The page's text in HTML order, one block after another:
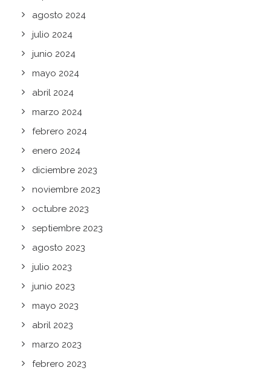
agosto 2024
julio 2024
junio 2024
mayo 2024
abril 2024
marzo 2024
febrero 2024
enero 2024
diciembre 2023
noviembre 2023
octubre 2023
septiembre 2023
agosto 2023
julio 2023
junio 2023
mayo 2023
abril 2023
marzo 2023
febrero 2023